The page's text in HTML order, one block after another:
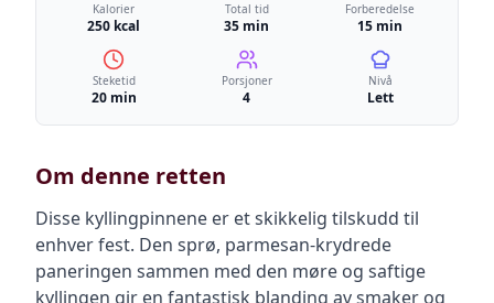
Kalorier
250 kcal
Total tid
35 min
Forberedelse
15 min
Steketid
20 min
Porsjoner
4
Nivå
Lett
Om denne retten
Disse kyllingpinnene er et skikkelig tilskudd til
enhver fest. Den sprø, parmesan-krydrede
paneringen sammen med den møre og saftige
kyllingen gir en fantastisk blanding av smaker og